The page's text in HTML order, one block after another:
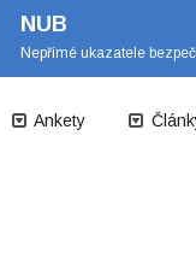
NUB
Nepřímé ukazatele
Ankety